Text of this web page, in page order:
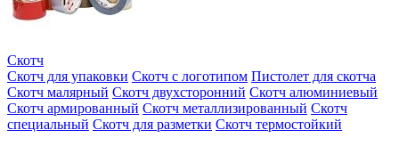
Скотч
Скотч для упаковки Скотч с логотипом Пистолет для скотча
Скотч малярный Скотч двухсторонний Скотч алюминиевый
Скотч армированный Скотч металлизированный Скотч
специальный Скотч для разметки Скотч термостойкий